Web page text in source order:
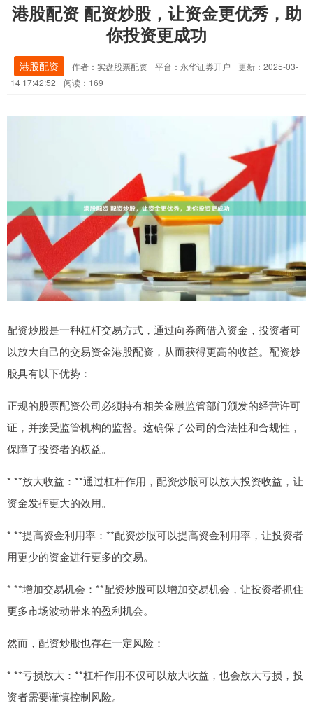
港股配资 配资炒股，让资金更优秀，助
你投资更成功
港股配资 作者：实盘股票配资 平台：永华证券开户
更新：2025-03-
14 17:42:52
阅读：169
配资炒股是一种杠杆交易方式，通过向券商借入资金，投资者可
以放大自己的交易资金港股配资，从而获得更高的收益。配资炒
股具有以下优势：
正规的股票配资公司必须持有相关金融监管部门颁发的经营许可
证，并接受监管机构的监督。这确保了公司的合法性和合规性，
保障了投资者的权益。
* **放大收益：**通过杠杆作用，配资炒股可以放大投资收益，让
资金发挥更大的效用。
* **提高资金利用率：**配资炒股可以提高资金利用率，让投资者
用更少的资金进行更多的交易。
* **增加交易机会：**配资炒股可以增加交易机会，让投资者抓住
更多市场波动带来的盈利机会。
然而，配资炒股也存在一定风险：
* **亏损放大：**杠杆作用不仅可以放大收益，也会放大亏损，投
资者需要谨慎控制风险。